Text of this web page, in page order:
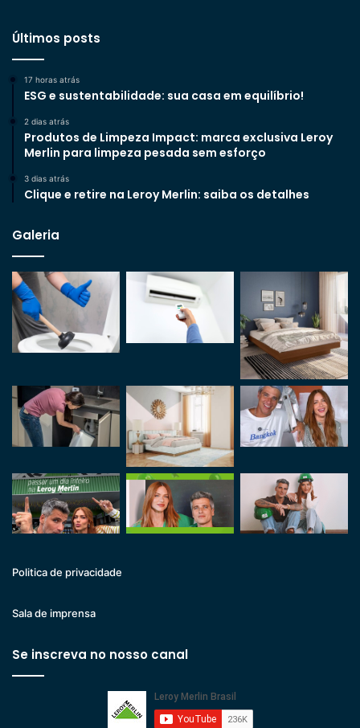
Últimos posts
17 horas atrás
ESG e sustentabilidade: sua casa em equilíbrio!
2 dias atrás
Produtos de Limpeza Impact: marca exclusiva Leroy
Merlin para limpeza pesada sem esforço
3 dias atrás
Clique e retire na Leroy Merlin: saiba os detalhes
Galeria
Politica de privacidade
Sala de imprensa
Se inscreva no nosso canal